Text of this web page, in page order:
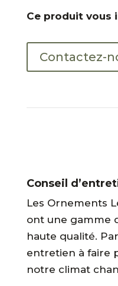
Ce produit vous
Contactez-
Conseil
Les Ornements
ont une gamme
haute qualité.
entretien à faire
notre climat